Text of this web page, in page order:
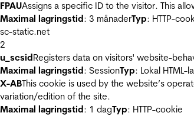
FPAUAssigns a specific ID to the visitor. This
Maximal lagringstid: 3 månaderTyp: HTTP-
sc-static.net
2
u_scsidRegisters data on visitors' website-
Maximal lagringstid: SessionTyp: Lokal HTML-
X-ABThis cookie is used by the website’s
variation/edition of the site.
Maximal lagringstid: 1 dagTyp: HTTP-cookie